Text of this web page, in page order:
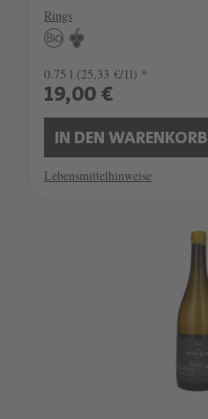
Rings
0.75 l (25,33 €/1l) *
19,00 €
IN DEN WARENKORB
Lebensmittelhinweise